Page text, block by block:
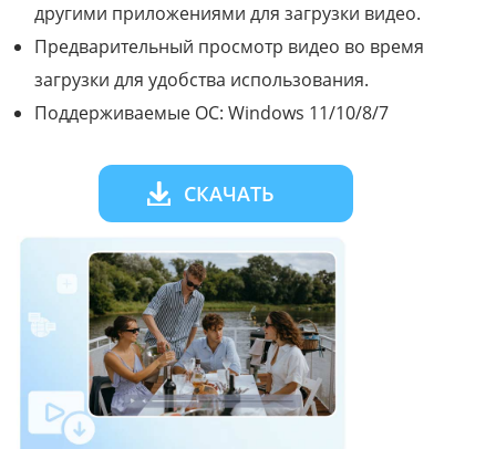
другими приложениями для загрузки видео.
Предварительный просмотр видео во время
загрузки для удобства использования.
Поддерживаемые ОС: Windows 11/10/8/7
СКАЧАТЬ